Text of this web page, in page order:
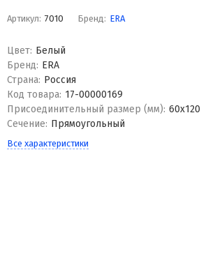
Артикул: 7010 Бренд: ERA
Цвет: Белый
Бренд: ERA
Страна: Россия
Код товара: 17-00000169
Присоединительный размер (мм): 60x120
Сечение: Прямоугольный
Все характеристики